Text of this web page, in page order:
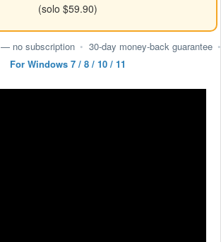
(solo $59.90)
— no subscription • 30-day money-back guarantee •
For Windows 7 / 8 / 10 / 11